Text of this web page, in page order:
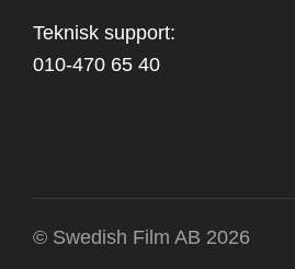
Teknisk support:
010-470 65 40
© Swedish Film AB 2026